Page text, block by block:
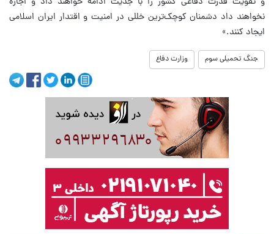
نخواهند داد دشمنان کوچک‌ترین خللی در امنیت و اقتدار ایران اسلامی
ایجاد کنند.»
جنگ تحمیلی سوم وزارت دفاع